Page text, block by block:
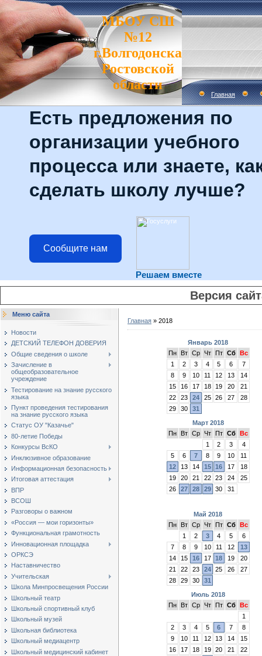
МБОУ СШ
№12
г.Волгодонска
Ростовской
области
Главная
Есть предложения по
организации учебного
процесса или знаете,
сделать школу лучше?
Сообщите нам
Решаем вместе
Версия
Меню сайта
Новости
ДЕТСКИЙ ТЕЛЕФОН ДОВЕРИЯ
Общие сведения о школе
Зачисление в
общеобразовательное
учреждение
Тестирование на знание русского
языка
Пункт проведения тестирования
на знание русского языка
Статус ОУ "Казачье"
80-летие Победы
Конкурсы ВсКО
Инклюзивное образование
Информационная безопасность
Итоговая аттестация
ВПР
ВСОШ
Разговоры о важном
«Россия — мои горизонты»
Функциональная грамотность
Инновационная площадка
ОРКСЭ
Наставничество
Учительская
Школа Минпросвещения России
Школьный театр
Школьный спортивный клуб
Школьный музей
Школьная библиотека
Школьный медиацентр
Школьный медицинский кабинет
Главная » 2018
Январь 2018
Пн
Вт Ср Чт Пт Сб
Вс
1
2 3 4 5 6
7
8
9 10 11 12 13
14
15
16 17 18 19 20
21
22
23 24 25 26 27
28
29
30
31
Март 2018
Пн
Вт Ср Чт Пт Сб
Вс
1
2 3
4
5
6 7 8 9 10
11
12
13 14 15 16 17
18
19
20 21 22 23 24
25
26
27 28 29 30 31
Май 2018
Пн
Вт Ср Чт Пт Сб
Вс
1
2 3 4 5
6
7
8 9 10 11 12
13
14
15 16 17 18 19
20
21
22 23 24 25 26
27
28
29 30
31
Июль 2018
Пн
Вт Ср Чт Пт Сб
Вс
1
2
3 4 5 6 7
8
9
10 11 12 13 14
15
16
17 18 19 20 21
22